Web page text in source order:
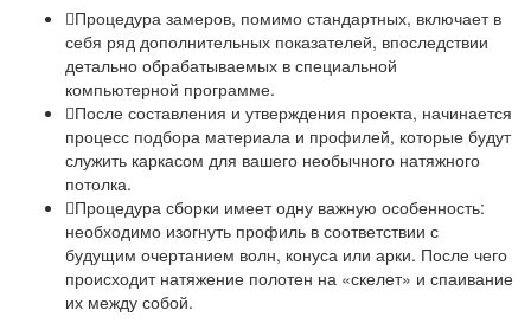
Процедура замеров, помимо стандартных, включает в
себя ряд дополнительных показателей, впоследствии
детально обрабатываемых в специальной
компьютерной программе.
После составления и утверждения проекта, начинается
процесс подбора материала и профилей, которые будут
служить каркасом для вашего необычного натяжного
потолка.
Процедура сборки имеет одну важную особенность:
необходимо изогнуть профиль в соответствии с
будущим очертанием волн, конуса или арки. После чего
происходит натяжение полотен на «скелет» и спаивание
их между собой.